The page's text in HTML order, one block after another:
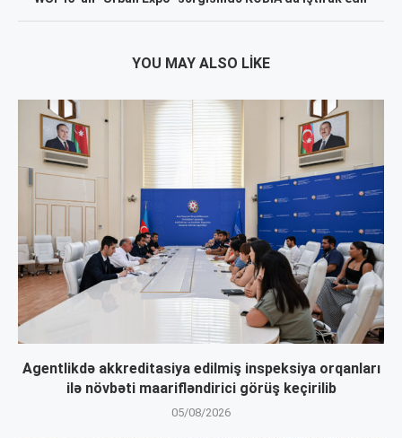
YOU MAY ALSO LIKE
Agentlikdə akkreditasiya edilmiş inspeksiya orqanları
ilə növbəti maarifləndirici görüş keçirilib
05/08/2026